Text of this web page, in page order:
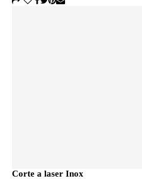
Corte a laser Inox